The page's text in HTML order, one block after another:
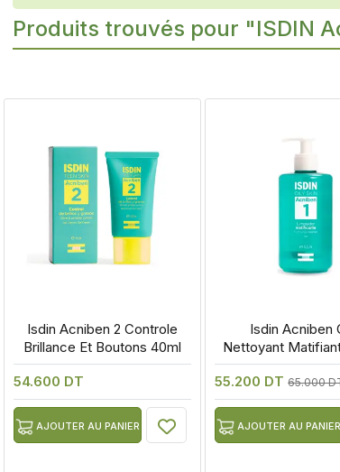
Produits trouvés pour "ISDIN
Isdin Acniben 2 Controle
Brillance Et Boutons 40ml
54.600 DT
AJOUTER AU PANIER
Isdin Acniben
Nettoyant
55.200 DT65.000
AJOUTER AU PANIER